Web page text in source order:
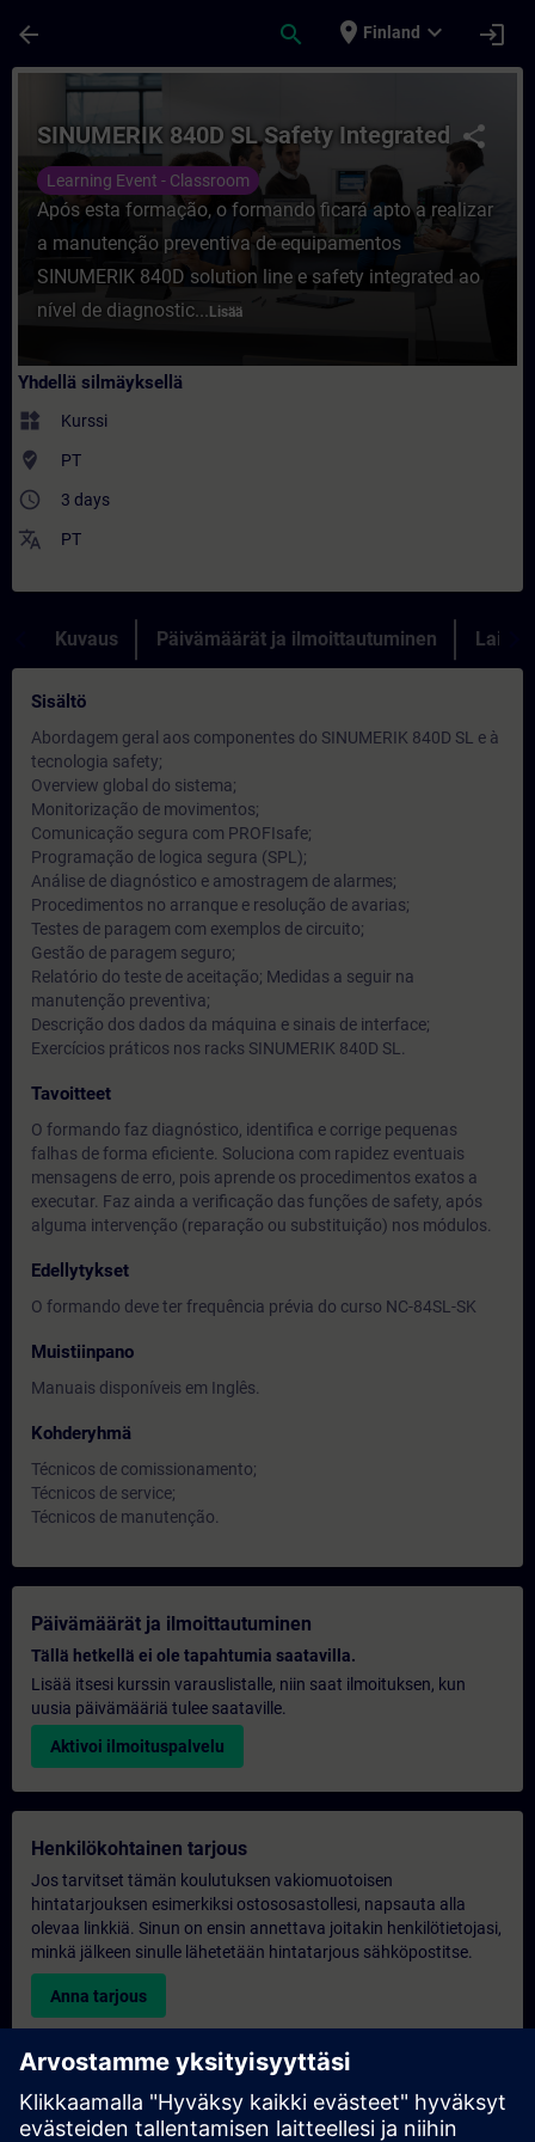
arrow_back search place Finland expand_more login
Kurssi - SINUMERIK 840D SL Safety
share
SINUMERIK 840D SL Safety Integrated
Learning Event - Classroom
Após esta formação, o formando ficará apto a realizar
a manutenção preventiva de equipamentos
SINUMERIK 840D solution line e safety integrated ao
nível de diagnostic... Lisää
Yhdellä silmäyksellä
widgets Kurssi
where_to_vote PT
access_time 3 days
translate PT
Kuvaus Päivämäärät ja ilmoittautuminen
Sisältö
Abordagem geral aos componentes do SINUMERIK 840D SL e à
tecnologia safety;
Overview global do sistema;
Monitorização de movimentos;
Comunicação segura com PROFIsafe;
Programação de logica segura (SPL);
Análise de diagnóstico e amostragem de alarmes;
Procedimentos no arranque e resolução de avarias;
Testes de paragem com exemplos de circuito;
Gestão de paragem seguro;
Relatório do teste de aceitação; Medidas a seguir na
manutenção preventiva;
Descrição dos dados da máquina e sinais de interface;
Exercícios práticos nos racks SINUMERIK 840D SL.
Tavoitteet
O formando faz diagnóstico, identifica e corrige pequenas
falhas de forma eficiente. Soluciona com rapidez eventuais
mensagens de erro, pois aprende os procedimentos exatos a
executar. Faz ainda a verificação das funções de safety, após
alguma intervenção (reparação ou substituição) nos módulos.
Edellytykset
O formando deve ter frequência prévia do curso NC-84SL-SK
Muistiinpano
Manuais disponíveis em Inglês.
Kohderyhmä
Técnicos de comissionamento;
Técnicos de service;
Técnicos de manutenção.
Päivämäärät ja ilmoittautuminen
Tällä hetkellä ei ole tapahtumia saatavilla.
Lisää itsesi kurssin varauslistalle, niin saat ilmoituksen, kun
uusia päivämääriä tulee saataville.
Aktivoi ilmoituspalvelu
Henkilökohtainen tarjous
Jos tarvitset tämän koulutuksen vakiomuotoisen
hintatarjouksen esimerkiksi ostososastollesi, napsauta alla
olevaa linkkiä. Sinun on ensin annettava joitakin henkilötietojasi,
minkä jälkeen sinulle lähetetään hintatarjous sähköpostitse.
Anna tarjous
Yksinomainen koulutustiedustelu
Täytä alla oleva kyselylomake, jos haluat tarjouksen